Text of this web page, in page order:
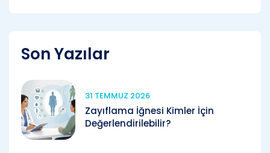
Son Yazılar
31 TEMMUZ 2026
Zayıflama İğnesi Kimler İçin
Değerlendirilebilir?